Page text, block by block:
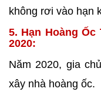
không rơi vào hạn
5. Hạn Hoàng
2020:
Năm 2020, gia
xây nhà hoàng ốc.